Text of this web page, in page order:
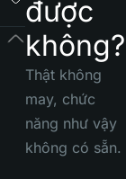
được
không?
Thật không
may, chức
năng như vậy
không có sẵn.